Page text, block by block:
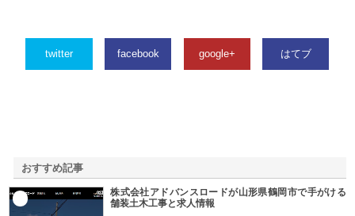
twitter facebook google+ はてブ
おすすめ記事
株式会社アドバンスロードが山形県鶴岡市で手がける
舗装土木工事と求人情報